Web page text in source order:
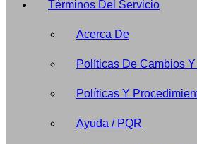
Términos Del Servicio
Acerca De
Políticas De Cambios
Políticas Y
Ayuda / PQR